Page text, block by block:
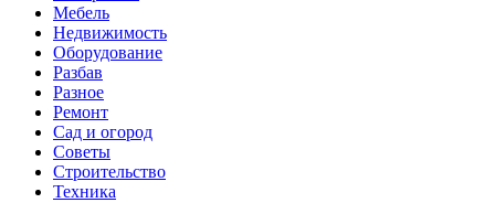
Мебель
Недвижимость
Оборудование
Разбав
Разное
Ремонт
Сад и огород
Советы
Строительство
Техника